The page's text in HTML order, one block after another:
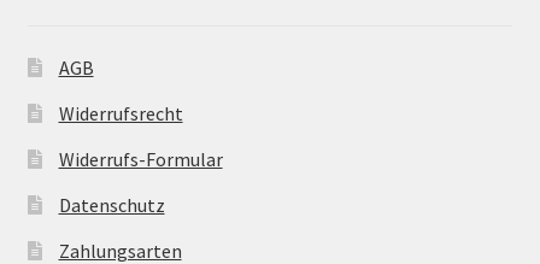
AGB
Widerrufsrecht
Widerrufs-Formular
Datenschutz
Zahlungsarten